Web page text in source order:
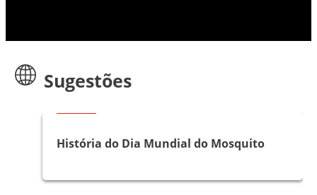
Sugestões
História do Dia Mundial do Mosquito
Artigos